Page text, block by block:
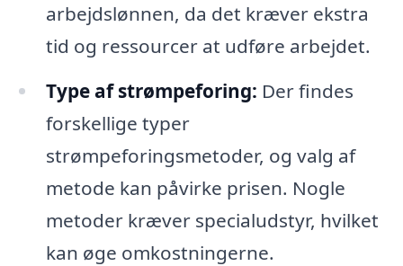
arbejdslønnen, da det kræver ekstra
tid og ressourcer at udføre arbejdet.
Type af strømpeforing: Der findes
forskellige typer
strømpeforingsmetoder, og valg af
metode kan påvirke prisen. Nogle
metoder kræver specialudstyr, hvilket
kan øge omkostningerne.